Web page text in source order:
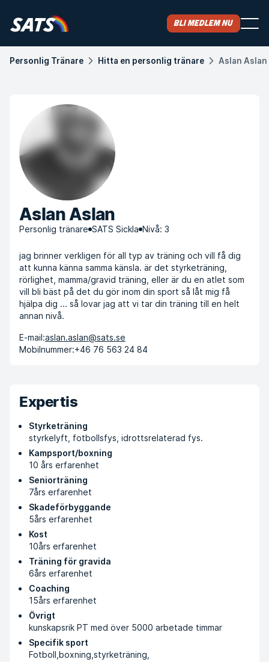
Bli medlem nu
Personlig Tränare Hitta en personlig tränare Aslan Aslan
Aslan Aslan
Personlig tränare SATS Sickla Nivå: 3
jag brinner verkligen för all typ av träning och vill få dig
att kunna känna samma känsla. är det styrketräning,
rörlighet, mamma/gravid träning, eller är du en atlet som
vill bli bäst på det du gör inom din sport så låt mig få
hjälpa dig ... så lovar jag att vi tar din träning till en helt
annan nivå.
E-mail:aslan.aslan@sats.se
Mobilnummer:+46 76 563 24 84
Expertis
Styrketräning
styrkelyft, fotbollsfys, idrottsrelaterad fys.
Kampsport/boxning
10 års erfarenhet
Seniorträning
7års erfarenhet
Skadeförbyggande
5års erfarenhet
Kost
10års erfarenhet
Träning för gravida
6års erfarenhet
Coaching
15års erfarenhet
Övrigt
kunskapsrik PT med över 5000 arbetade timmar
Specifik sport
Fotboll,boxning,styrketräning,